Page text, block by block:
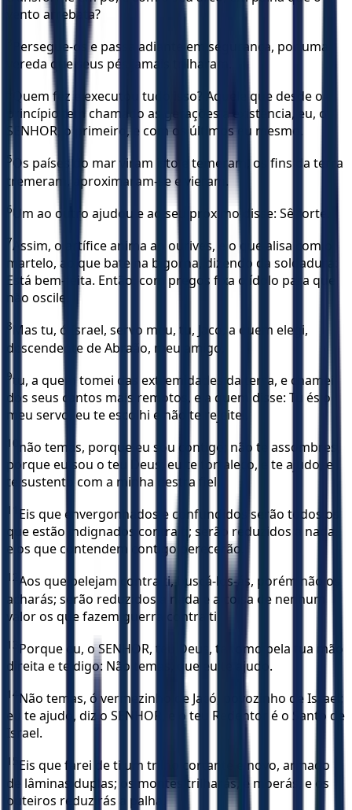
vento arrebata?
Persegue-os e passa adiante em segurança, por uma
vereda que seus pés jamais trilharam.
Quem fez e executou tudo isso? Aquele que desde o
princípio tem chamado as gerações à existência, eu, o
SENHOR, o primeiro, e com os últimos eu mesmo.
5Os países do mar viram isto e temeram, os fins da terra
tremeram, aproximaram-se e vieram.
6Um ao outro ajudou e ao seu próximo disse: Sê forte.
7Assim, o artífice anima ao ourives, e o que alisa com o
martelo, ao que bate na bigorna, dizendo da soldadura:
Está bem-feita. Então, com pregos fixa o ídolo para que
não oscile.
8
Mas tu, ó Israel, servo meu, tu, Jacó, a quem elegi,
descendente de Abraão, meu amigo,
9tu, a quem tomei das extremidades da terra, e chamei
dos seus cantos mais remotos, e a quem disse: Tu és o
meu servo, eu te escolhi e não te rejeitei,
10 não temas, porque eu sou contigo; não te assombres,
porque eu sou o teu Deus; eu te fortaleço, e te ajudo, e
te sustento com a minha destra fiel.
11
Eis que envergonhados e confundidos serão todos os
que estão indignados contra ti; serão reduzidos a nada,
e os que contendem contigo perecerão.
12 Aos que pelejam contra ti, buscá-los-ás, porém não os
acharás; serão reduzidos a nada e a coisa de nenhum
valor os que fazem guerra contra ti.
13 Porque eu, o SENHOR, teu Deus, te tomo pela tua mão
direita e te digo: Não temas, que eu te ajudo.
14 Não temas, ó vermezinho de Jacó, povozinho de Israel;
eu te ajudo, diz o SENHOR, e o teu Redentor é o Santo de
Israel.
15 Eis que farei de ti um trilho cortante e novo, armado
de lâminas duplas; os montes trilharás, e moerás, e os
outeiros reduzirás a palha.